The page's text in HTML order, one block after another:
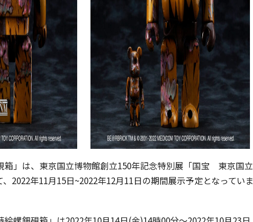
箱」は、東京国立博物館創立150年記念特別展「国宝 東京国立
2022年11月15日~2022年12月11日の期間展示予定となっていま